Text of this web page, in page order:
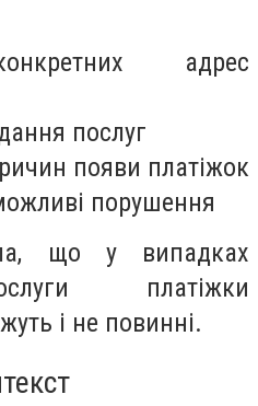
адрес
послуг
появи платіжок
порушення
що у випадках
платіжки
і не повинні.